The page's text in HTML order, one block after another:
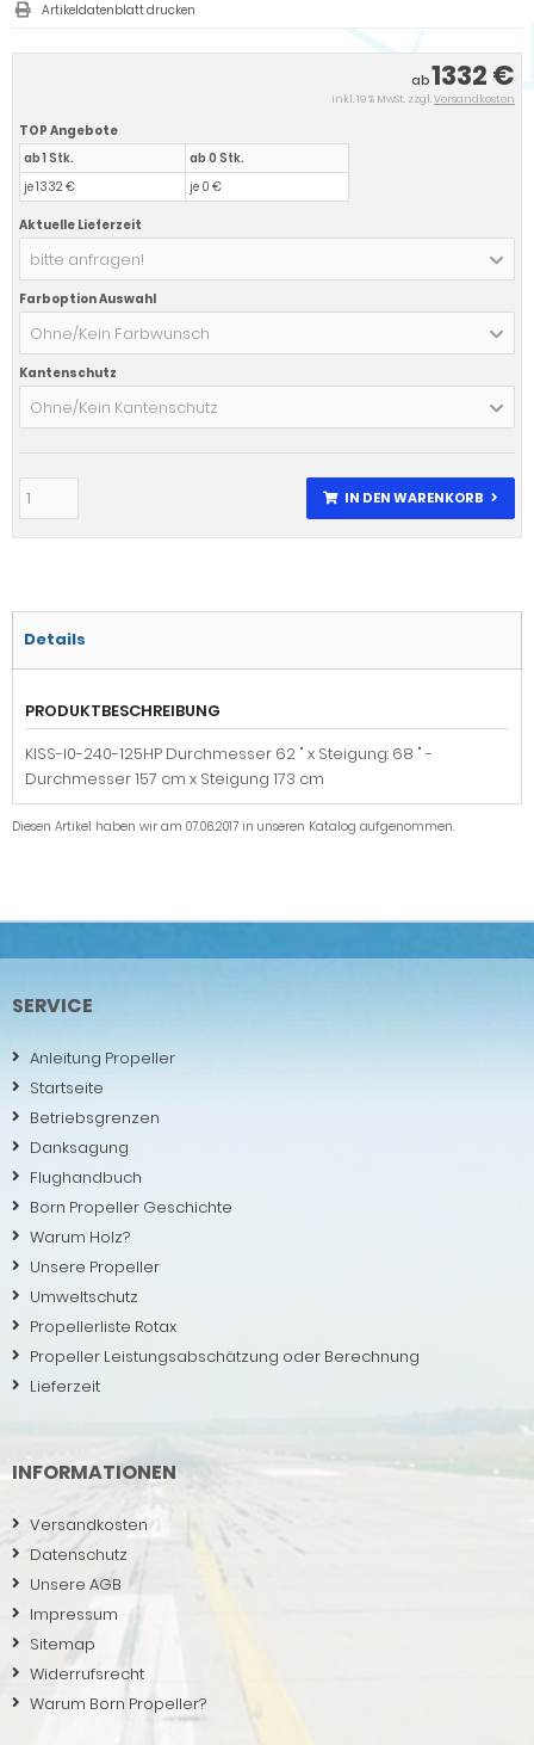
ab1332 €
inkl. 19 % MwSt. zzgl.Versandkosten
TOP Angebote
ab 1 Stk.
je 1332 €
ab 0 Stk.
je 0 €
Aktuelle Lieferzeit
bitte anfragen!
Farboption Auswahl
Ohne/Kein Farbwunsch
Kantenschutz
Ohne/Kein Kantenschutz
IN DEN WARENKORB
Artikeldatenblatt drucken
Details
PRODUKTBESCHREIBUNG
KISS-I0-240-125HP Durchmesser 62 " x Steigung: 68 " -
Durchmesser 157 cm x Steigung 173 cm
Diesen Artikel haben wir am 07.06.2017 in unseren Katalog aufgenommen.
SERVICE
Anleitung Propeller
Startseite
Betriebsgrenzen
Danksagung
Flughandbuch
Born Propeller Geschichte
Warum Holz?
Unsere Propeller
Umweltschutz
Propellerliste Rotax
Propeller Leistungsabschätzung oder Berechnung
Lieferzeit
INFORMATIONEN
Versandkosten
Datenschutz
Unsere AGB
Impressum
Sitemap
Widerrufsrecht
Warum Born Propeller?